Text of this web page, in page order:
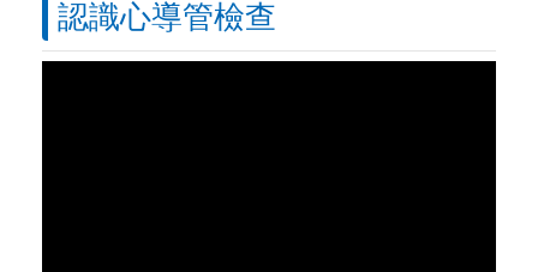
認識心導管檢查